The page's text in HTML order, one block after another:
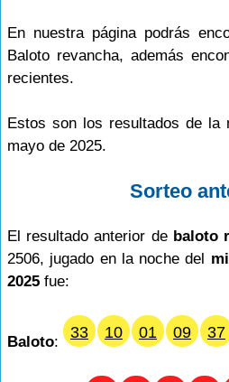
En nuestra página podrás
Baloto revancha, además
recientes.
Estos son los resultados de la
mayo de 2025.
Sorteo
El resultado anterior de baloto
2506, jugado en la noche del
2025 fue:
Baloto:
33 10 01 09 37